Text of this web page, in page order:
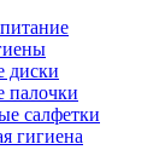
диски
палочки
салфетки
гигиена